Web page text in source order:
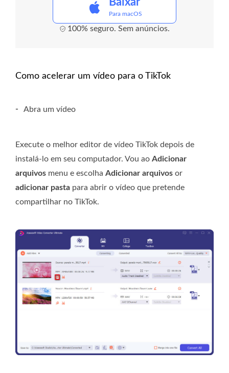
Para macOS
100% seguro. Sem anúncios.
Como acelerar um vídeo para o TikTok
- Abra um vídeo
Execute o melhor editor de vídeo TikTok depois de
instalá-lo em seu computador. Vou ao Adicionar
arquivos menu e escolha Adicionar arquivos or
adicionar pasta para abrir o vídeo que pretende
compartilhar no TikTok.